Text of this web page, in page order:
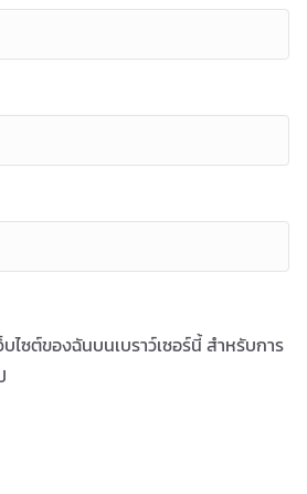
ไซต์ของฉันบนเบราว์เซอร์นี้ สำหรับการ